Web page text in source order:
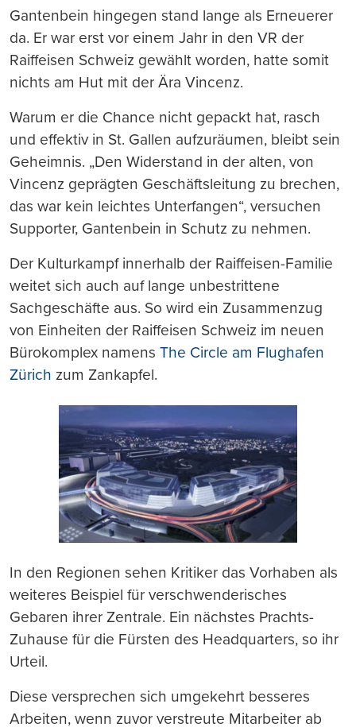
Gantenbein hingegen stand lange als Erneuerer
da. Er war erst vor einem Jahr in den VR der
Raiffeisen Schweiz gewählt worden, hatte somit
nichts am Hut mit der Ära Vincenz.
Warum er die Chance nicht gepackt hat, rasch
und effektiv in St. Gallen aufzuräumen, bleibt sein
Geheimnis. „Den Widerstand in der alten, von
Vincenz geprägten Geschäftsleitung zu brechen,
das war kein leichtes Unterfangen“, versuchen
Supporter, Gantenbein in Schutz zu nehmen.
Der Kulturkampf innerhalb der Raiffeisen-Familie
weitet sich auch auf lange unbestrittene
Sachgeschäfte aus. So wird ein Zusammenzug
von Einheiten der Raiffeisen Schweiz im neuen
Bürokomplex namens The Circle am Flughafen
Zürich zum Zankapfel.
In den Regionen sehen Kritiker das Vorhaben als
weiteres Beispiel für verschwenderisches
Gebaren ihrer Zentrale. Ein nächstes Prachts-
Zuhause für die Fürsten des Headquarters, so ihr
Urteil.
Diese versprechen sich umgekehrt besseres
Arbeiten, wenn zuvor verstreute Mitarbeiter ab